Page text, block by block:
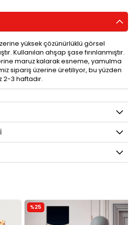
yüksek çözünürlüklü görsel
Kullanılan ahşap şase fırınlanmıştır.
maruz kalarak esneme, yamulma
sipariş üzerine üretiliyor, bu yüzden
2-3 haftadır.
%25